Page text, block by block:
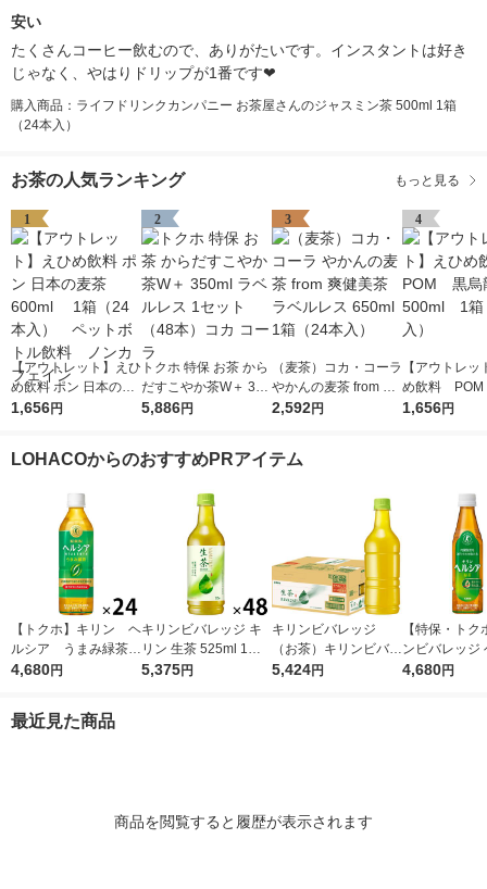
安い
たくさんコーヒー飲むので、ありがたいです。インスタントは好き
じゃなく、やはりドリップが1番です❤
購入商品：ライフドリンクカンパニー お茶屋さんのジャスミン茶 500ml 1箱
（24本入）
お茶の人気ランキング もっと見る
1
【アウトレット】えひ
め飲料 ポン 日本の麦
茶 600ml 1箱（2
ン
1,656円
2
トクホ 特保 お茶 から
だすこやか茶W＋ 350
ml ラベルレス 1セッ
5,886円
3
（麦茶）コカ・コーラ
やかんの麦茶 from 爽
健美茶 ラベルレス 65
2,592円
4
【アウトレッ
め飲料
龍茶 500ml
1,656円
LOHACOからのおすすめPRアイテム
【トクホ】キリン ヘ
ルシア うまみ緑茶
５００ｍｌＰＥＴ 1箱
4,680円
キリンビバレッジ キ
リン 生茶 525ml 1セ
ット（48本） お茶 緑
5,375円
キリンビバレッジ
（お茶）キリンビバレ
ッジ 生茶 ラベルレス
5,424円
【特保・トク
ンビバレッジ
ア 緑茶
4,680円
最近見た商品
商品を閲覧すると履歴が表示されます